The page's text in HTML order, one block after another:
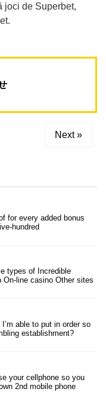
joci de Superbet,
Next »
for every added bonus
hundred
types of Incredible
On-line casino Other sites
able to put in order so
establishment?
your cellphone so you
2nd mobile phone